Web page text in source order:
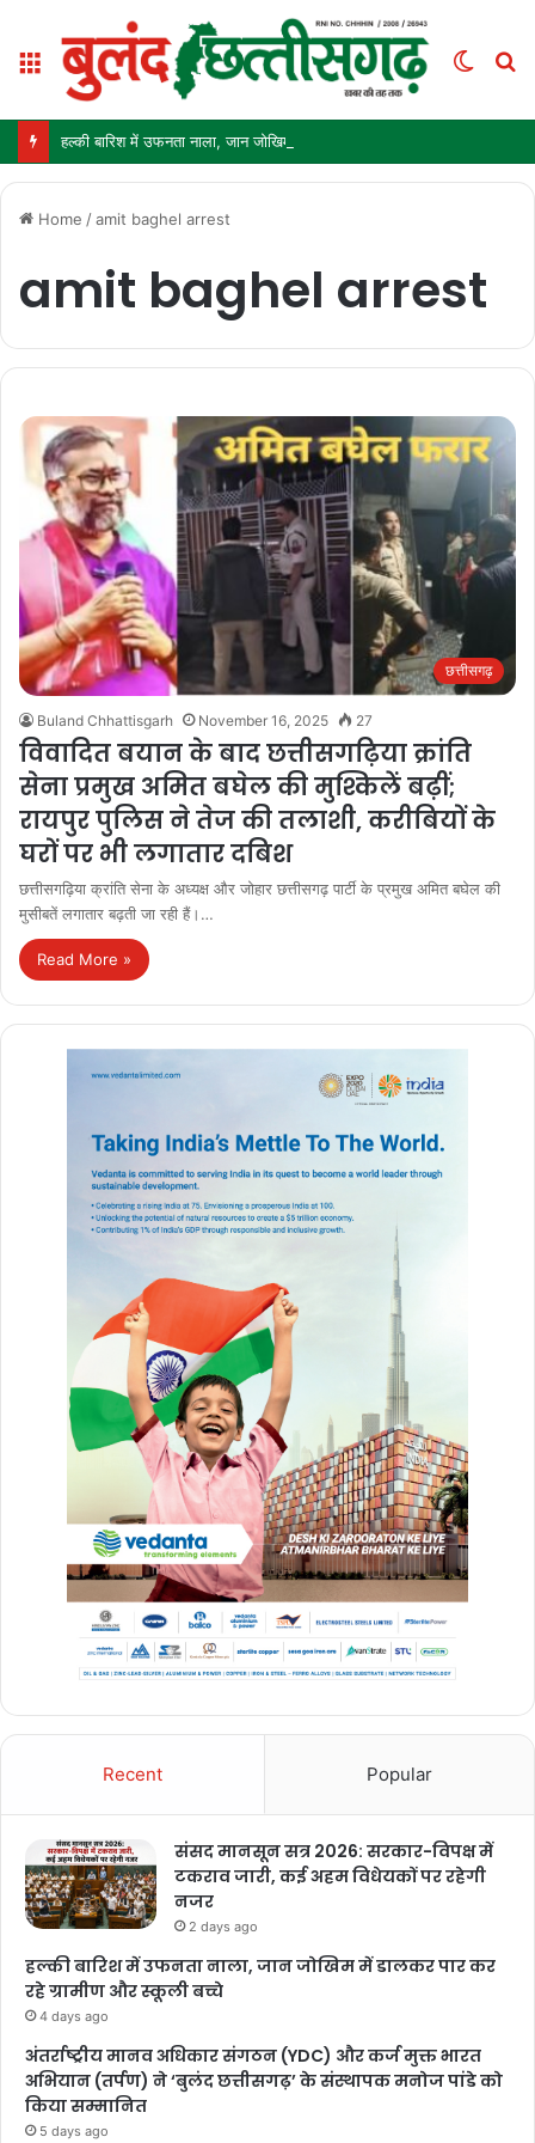
Menu
Switch
Home /amit baghel arrest
amit baghel arrest
छत्तीसगढ़
Buland Chhattisgarh November 16, 2025 27
विवादित बयान के बाद छत्तीसगढ़िया क्रांति
सेना प्रमुख अमित बघेल की मुश्किलें बढ़ीं;
रायपुर पुलिस ने तेज की तलाशी, करीबियों के
घरों पर भी लगातार दबिश
छत्तीसगढ़िया क्रांति सेना के अध्यक्ष और जोहार छत्तीसगढ़ पार्टी के प्रमुख अमित बघेल की
मुसीबतें लगातार बढ़ती जा रही हैं।…
Read More »
Recent Popular
संसद मानसून सत्र 2026: सरकार-विपक्ष में
टकराव जारी, कई अहम विधेयकों पर रहेगी
नजर
2 days ago
हल्की बारिश में उफनता नाला, जान जोखिम में डालकर पार कर
रहे ग्रामीण और स्कूली बच्चे
4 days ago
अंतर्राष्ट्रीय मानव अधिकार संगठन (YDC) और कर्ज मुक्त भारत
अभियान (तर्पण) ने ‘बुलंद छत्तीसगढ़’ के संस्थापक मनोज पांडे को
किया सम्मानित
5 days ago